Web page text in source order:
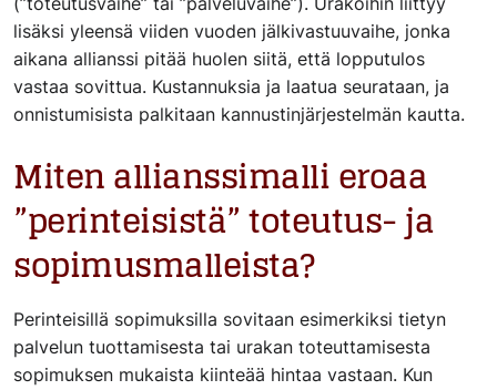
lisäksi yleensä viiden vuoden jälkivastuuvaihe, jonka
aikana allianssi pitää huolen siitä, että lopputulos
vastaa sovittua. Kustannuksia ja laatua seurataan, ja
onnistumisista palkitaan kannustinjärjestelmän kautta.
Miten allianssimalli eroaa
”perinteisistä” toteutus- ja
sopimusmalleista?
Perinteisillä sopimuksilla sovitaan esimerkiksi tietyn
palvelun tuottamisesta tai urakan toteuttamisesta
sopimuksen mukaista kiinteää hintaa vastaan. Kun